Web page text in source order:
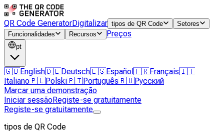
QR Code GeneratorDigitalizar tipos de QR Code
Setores
Funcionalidades
Recursos Preços
pt
🇬🇧English🇩🇪Deutsch🇪🇸Español 🇫🇷Français🇮🇹
Italiano🇵🇱Polski🇵🇹Português🇷🇺Русский
Marcar uma demonstração
Iniciar sessãoRegiste-se gratuitamente
Registe-se gratuitamente
tipos de QR Code